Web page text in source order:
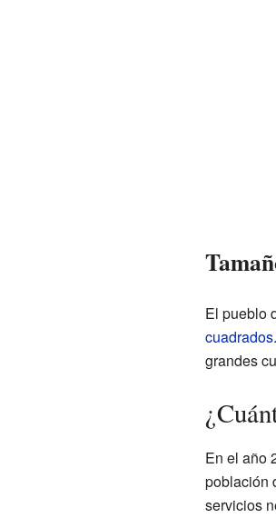
El pueblo
cuadrados
grandes
En el año
población
servicios